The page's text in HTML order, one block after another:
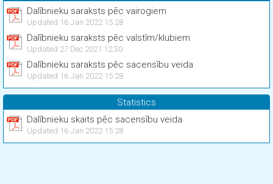
Dalībnieku saraksts pēc vairogiem
Updated 16 Jan 2022 15:28
Dalībnieku saraksts pēc valstīm/klubiem
Updated 27 Dec 2021 12:30
Dalībnieku saraksts pēc sacensību veida
Updated 16 Jan 2022 15:28
Statistics
Dalībnieku skaits pēc sacensību veida
Updated 16 Jan 2022 15:28